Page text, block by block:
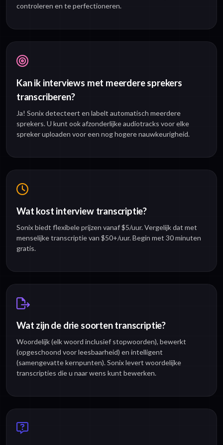
controleren en te perfectioneren.
Kan ik interviews met meerdere sprekers
transcriberen?
Ja! Sonix detecteert en labelt automatisch meerdere
sprekers. U kunt ook afzonderlijke audiotracks voor elke
spreker uploaden voor een nog hogere nauwkeurigheid.
Wat kost interview transcriptie?
Sonix biedt flexibele prijzen vanaf $5/uur. Vergelijk dat met
menselijke transcriptie van $50+/uur. Begin met 30 minuten
gratis.
Wat zijn de drie soorten transcriptie?
Woordelijk (elk woord inclusief stopwoorden), bewerkt
(opgeschoond voor leesbaarheid) en intelligent
(samengevatte kernpunten). Sonix levert woordelijke
transcripties die u naar wens kunt bewerken.